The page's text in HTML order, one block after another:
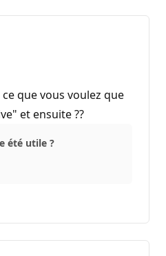
que vous voulez que
et ensuite ??
été utile ?